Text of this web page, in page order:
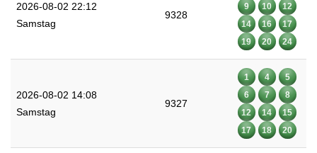
2026-08-02 22:12
Samstag
9328
9
10
12
14
16
17
19
20 24
2026-08-02 14:08
Samstag
9327
1 4
5
6
7
8
12
14
15
17
18 20